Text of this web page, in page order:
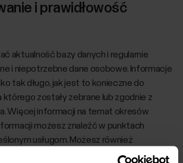
i prawidłowość
aktualność bazy danych i regularnie
i niepotrzebne dane osobowe. Informacje
tak długo, jak jest to konieczne do
którego zostały zebrane lub zgodnie z
Więcej informacji na temat okresów
możesz znaleźć w punktach
usługom. Możesz również
nami, korzystając z podanych poniżej